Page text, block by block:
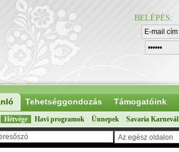
BELÉPÉS:
Tehetséggondozás Támogatóink
Hétvége Havi programok Ünnepek Savaria Karnevál